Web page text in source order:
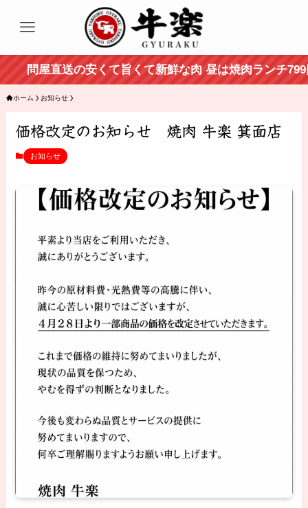
問屋直送の安くて旨くて新鮮な肉 昼は焼肉ランチ799
ホーム お知らせ
価格改定のお知らせ 焼肉 牛楽 箕面店
お知らせ